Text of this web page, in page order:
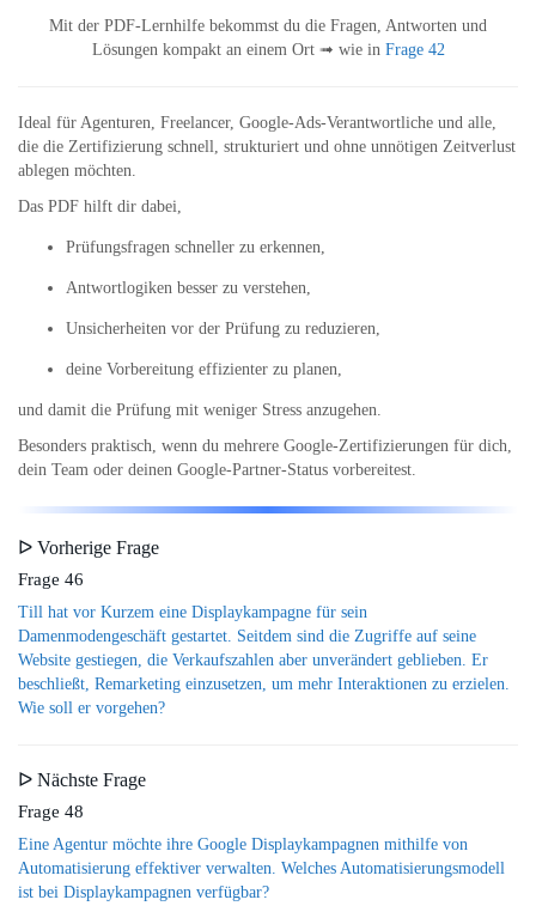
Mit der PDF-Lernhilfe bekommst du die Fragen, Antworten und
Lösungen kompakt an einem Ort ➟ wie in Frage 42
Ideal für Agenturen, Freelancer, Google-Ads-Verantwortliche und alle,
die die Zertifizierung schnell, strukturiert und ohne unnötigen Zeitverlust
ablegen möchten.
Das PDF hilft dir dabei,
Prüfungsfragen schneller zu erkennen,
Antwortlogiken besser zu verstehen,
Unsicherheiten vor der Prüfung zu reduzieren,
deine Vorbereitung effizienter zu planen,
und damit die Prüfung mit weniger Stress anzugehen.
Besonders praktisch, wenn du mehrere Google-Zertifizierungen für dich,
dein Team oder deinen Google-Partner-Status vorbereitest.
ᐅ Vorherige Frage
Frage 46
Till hat vor Kurzem eine Displaykampagne für sein
Damenmodengeschäft gestartet. Seitdem sind die Zugriffe auf seine
Website gestiegen, die Verkaufszahlen aber unverändert geblieben. Er
beschließt, Remarketing einzusetzen, um mehr Interaktionen zu erzielen.
Wie soll er vorgehen?
ᐅ Nächste Frage
Frage 48
Eine Agentur möchte ihre Google Displaykampagnen mithilfe von
Automatisierung effektiver verwalten. Welches Automatisierungsmodell
ist bei Displaykampagnen verfügbar?